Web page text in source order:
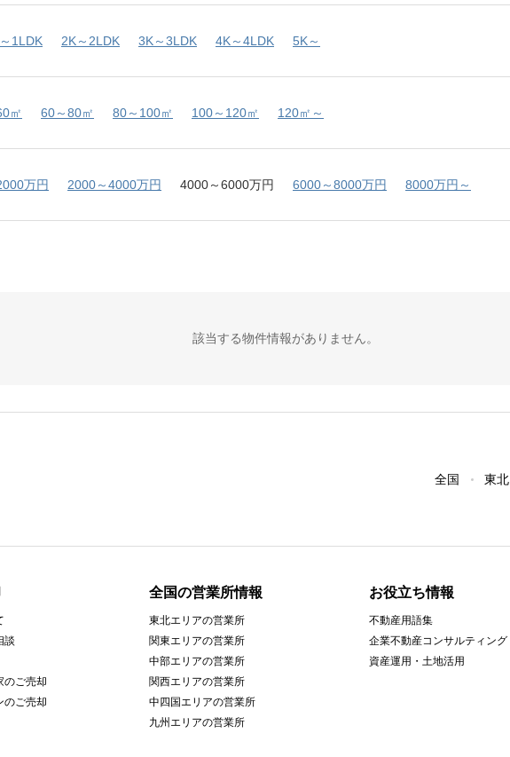
1LDK 2K～2LDK 3K～3LDK 4K～4LDK 5K～
㎡ 60～80㎡ 80～100㎡ 100～120㎡ 120㎡～
万円 2000～4000万円 4000～6000万円 6000～8000万円 8000万円～
該当する物件情報がありません。
全国 東北
談
のご売却
のご売却
全国の営業所情報
東北エリアの営業所
関東エリアの営業所
中部エリアの営業所
関西エリアの営業所
中四国エリアの営業所
九州エリアの営業所
お役立ち情報
不動産用語集
企業不動産コンサルティング
資産運用・土地活用